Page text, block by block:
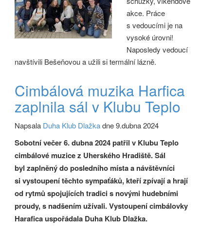
akce. Práce
s vedoucími je na
vysoké úrovni!
Naposledy vedoucí
navštívili Bešeňovou a užili si termální lázně.
Cimbálová muzika Harfica
zaplnila sál v Klubu Teplo
Napsala Duha Klub Dlažkadne 9.dubna 2024
Sobotní večer 6. dubna 2024 patřil v Klubu Teplo
cimbálové muzice z Uherského Hradiště. Sál
byl zaplněný do posledního místa a návštěvníci
si vystoupení těchto sympaťáků, kteří zpívají a hrají
od rytmů spojujících tradici s novými hudebními
proudy, s nadšením užívali. Vystoupení cimbálovky
Harafica uspořádala Duha Klub Dlažka.